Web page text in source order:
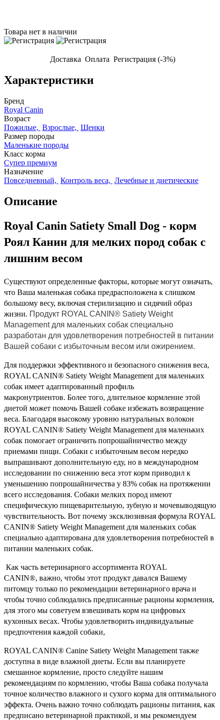
Товара нет в наличии
Доставка Оплата Регистрация (-3%)
Характеристики
Бренд
Royal Canin
Возраст
Пожилые, Взрослые, Щенки
Размер породы
Маленькие породы
Класс корма
Супер премиум
Назначение
Повседневный, Контроль веса, Лечебные и диетические
Описание
Royal Canin Satiety Small Dog - корм
Роял Канин для мелких пород собак с
лишним весом
Существуют определенные факторы, которые могут означать,
что Ваша маленькая собака предрасположена к слишком
большому весу, включая стерилизацию и сидячий образ
жизни. Продукт ROYAL CANIN® Satiety Weight
Management для маленьких собак специально
разработан для удовлетворения потребностей в питании
Вашей собаки с избыточным весом или ожирением.
Для поддержки эффективного и безопасного снижения веса,
ROYAL CANIN® Satiety Weight Management для маленьких
собак имеет адаптированный профиль
макронутриентов. Более того, длительное кормление этой
диетой может помочь Вашей собаке избежать возвращение
веса. Благодаря высокому уровню натуральных волокон
ROYAL CANIN® Satiety Weight Management для маленьких
собак помогает ограничить попрошайничество между
приемами пищи. Собаки с избыточным весом нередко
выпрашивают дополнительную еду, но в международном
исследовании по снижению веса этот корм приводил к
уменьшению попрошайничества у 83% собак на протяжении
всего исследования. Собаки мелких пород имеют
специфическую пищеварительную, зубную и мочевыводящую
чувствительность. Вот почему эксклюзивная формула ROYAL
CANIN® Satiety Weight Management для маленьких собак
специально адаптирована для удовлетворения потребностей в
питании маленьких собак.
Как часть ветеринарного ассортимента ROYAL
CANIN®, важно, чтобы этот продукт давался Вашему
питомцу только по рекомендации ветеринарного врача и
чтобы точно соблюдались предписанные рационы кормления,
для этого мы советуем взвешивать корм на цифровых
кухонных весах. Чтобы удовлетворить индивидуальные
предпочтения каждой собаки,
ROYAL CANIN® Canine Satiety Weight Management также
доступна в виде влажной диеты. Если вы планируете
смешанное кормление, просто следуйте нашим
рекомендациям по кормлению, чтобы Ваша собака получала
точное количество влажного и сухого корма для оптимального
эффекта. Очень важно точно соблюдать рационы питания, как
предписано ветеринарной практикой, и мы рекомендуем